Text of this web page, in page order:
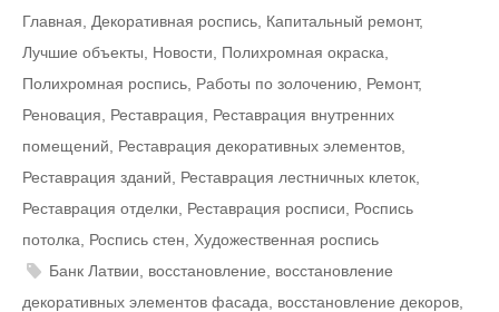
Главная
Декоративная роспись Капитальный ремонт,
Лучшие объекты
Новости Полихромная окраска
Полихромная роспись Работы по золочению Ремонт,
Реновация
Реставрация
Реставрация внутренних
помещений
Реставрация декоративных элементов
Реставрация зданий
Реставрация лестничных клеток
Реставрация отделки
Реставрация росписи
Роспись
потолка
Роспись стен
Художественная роспись
Банк Латвии
восстановление
восстановление
декоративных элементов фасада
восстановление декоров